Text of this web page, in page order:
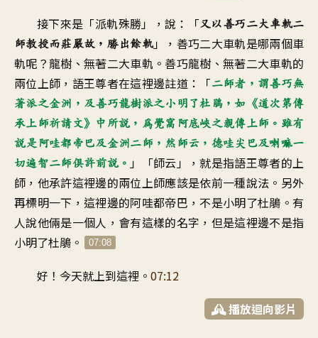
接下來是「派軌殊勝」，說：「又以善巧二大車軌二
師教授而莊嚴故，勝出餘軌」，善巧二大車軌是哪兩個車
軌呢？龍樹、無著二大車軌。善巧龍樹、無著二大車軌的
兩位上師，語王尊者在這裡邊註道：「二師者，謂善巧無
著派之金洲，及善巧龍樹派之小明了杜鵑，如《道次第傳
承上師祈請文》中所說，為覺窩阿底峽之親傳上師。雖有
說是阿哇都帝巴及金洲二師，然師云，德哇尖巴及喇嘛一
切遍智二師俱許前說。 」「師云」，就是指語王尊者的上
師，他承許這裡邊的兩位上師應該是依前一種說法。另外
再標明一下，這裡邊的阿哇都帝巴，不是小明了杜鵑。有
人說他倆是一個人，會有這樣的名字，但是這裡邊不是指
小明了杜鵑。
07:08
好！今天就上到這裡。 07:12
播放迴向影片